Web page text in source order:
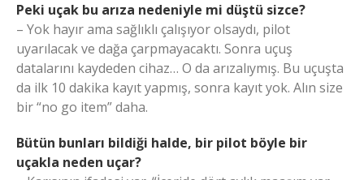
Peki uçak bu arıza nedeniyle mi düştü sizce?
– Yok hayır ama sağlıklı çalışıyor olsaydı, pilot
uyarılacak ve dağa çarpmayacaktı. Sonra uçuş
datalarını kaydeden cihaz… O da arızalıymış. Bu uçuşta
da ilk 10 dakika kayıt yapmış, sonra kayıt yok. Alın size
bir “no go item” daha.
Bütün bunları bildiği halde, bir pilot böyle bir
uçakla neden uçar?